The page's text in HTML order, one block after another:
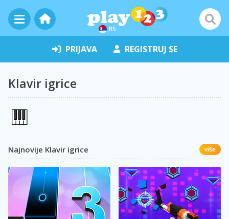
RS
PRIJAVA REGISTRUJ SE
Klavir igrice
Najnovije Klavir igrice više